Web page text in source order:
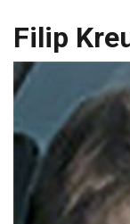
Filip